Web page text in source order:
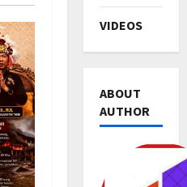
VIDEOS
ABOUT
AUTHOR
HUKUM